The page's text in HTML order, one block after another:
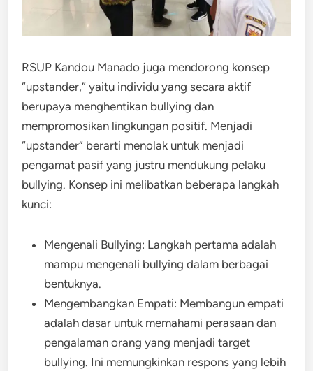
RSUP Kandou Manado juga mendorong konsep
“upstander,” yaitu individu yang secara aktif
berupaya menghentikan bullying dan
mempromosikan lingkungan positif. Menjadi
“upstander” berarti menolak untuk menjadi
pengamat pasif yang justru mendukung pelaku
bullying. Konsep ini melibatkan beberapa langkah
kunci:
Mengenali Bullying: Langkah pertama adalah
mampu mengenali bullying dalam berbagai
bentuknya.
Mengembangkan Empati: Membangun empati
adalah dasar untuk memahami perasaan dan
pengalaman orang yang menjadi target
bullying. Ini memungkinkan respons yang lebih